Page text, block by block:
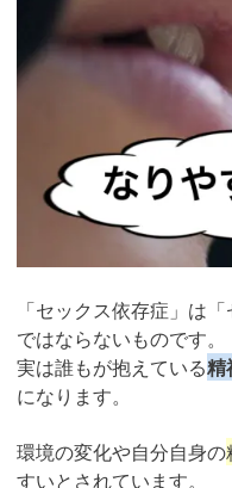
「セックス依存症」は
ではならないものです。
実は誰もが抱えている精
になります。
環境の変化や自分自身の
すいとされています。